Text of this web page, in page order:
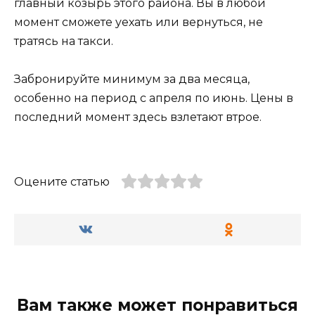
главный козырь этого района. Вы в любой
момент сможете уехать или вернуться, не
тратясь на такси.
Забронируйте минимум за два месяца,
особенно на период с апреля по июнь. Цены в
последний момент здесь взлетают втрое.
Оцените статью
Вам также может понравиться